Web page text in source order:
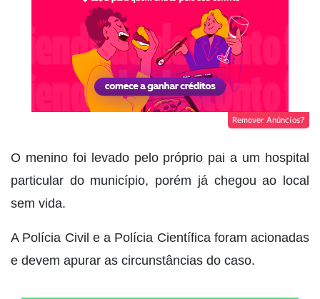
Remover Anúncios?
O menino foi levado pelo próprio pai a um hospital
particular do município, porém já chegou ao local
sem vida.
A Polícia Civil e a Polícia Científica foram acionadas
e devem apurar as circunstâncias do caso.